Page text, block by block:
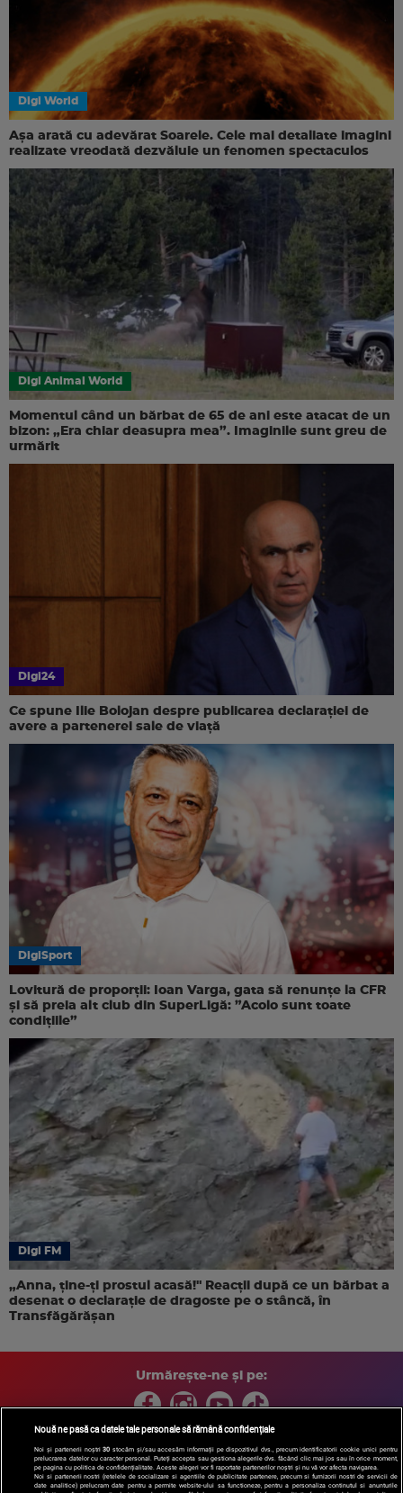
Digi World
Așa arată cu adevărat Soarele. Cele mai detaliate imagini
realizate vreodată dezvăluie un fenomen spectaculos
Digi Animal World
Momentul când un bărbat de 65 de ani este atacat de un
bizon: „Era chiar deasupra mea”. Imaginile sunt greu de
urmărit
Digi24
Ce spune Ilie Bolojan despre publicarea declarației de
avere a partenerei sale de viață
DigiSport
Lovitură de proporții: Ioan Varga, gata să renunțe la CFR
și să preia alt club din SuperLigă: ”Acolo sunt toate
condițiile”
Digi FM
„Anna, ţine-ţi prostul acasă!" Reacţii după ce un bărbat a
desenat o declaraţie de dragoste pe o stâncă, în
Transfăgărăşan
Urmărește-ne și pe:
Copyright © 2026 / DIGI ROMANIA S.A.
Arhiva
Comunicate de presă Politica de confidentialitate
Termeni
Nouă ne pasă ca datele tale personale să rămână confidențiale
Noi și partenerii noștri30 stocăm și/sau accesăm informații pe dispozitivul dvs., precum identificatorii cookie unici pentru
prelucrarea datelor cu caracter personal. Puteți accepta sau gestiona alegerile dvs. făcând clic mai jos sau în orice moment,
pe pagina cu politica de confidențialitate. Aceste alegeri vor fi raportate partenerilor noștri și nu vă vor afecta navigarea.
Noi si partenerii nostri (retelele de socializare si agentiile de publicitate partenere, precum si furnizorii nostri de servicii de
date analitice) prelucram date pentru a permite website-ului sa functioneze, pentru a personaliza continutul si anunturile